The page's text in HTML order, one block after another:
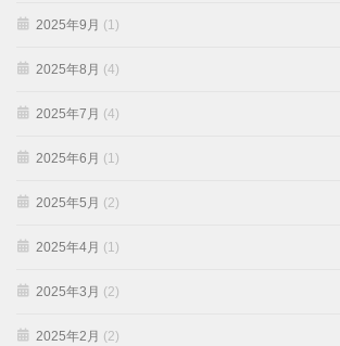
2025年9月 (1)
2025年8月 (4)
2025年7月 (4)
2025年6月 (1)
2025年5月 (2)
2025年4月 (1)
2025年3月 (2)
2025年2月 (2)